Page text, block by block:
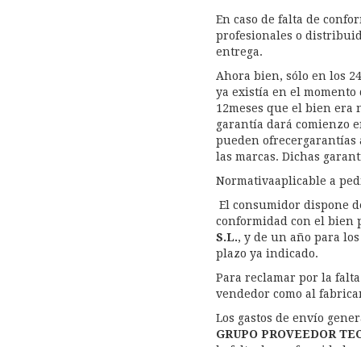
En caso de falta de
profesionales o
entrega.
Ahora bien, sólo en los
ya existía en el
12meses que el bien era
garantía dará comienzo
pueden
las marcas. Dichas
Normativaaplicable a
El consumidor dispone
conformidad con el bien
S.L., y de un año para
plazo ya indicado.
Para reclamar por la
vendedor como al
Los gastos de envío
GRUPO PROVEEDOR